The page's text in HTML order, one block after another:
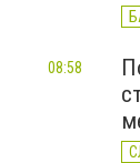
08:58